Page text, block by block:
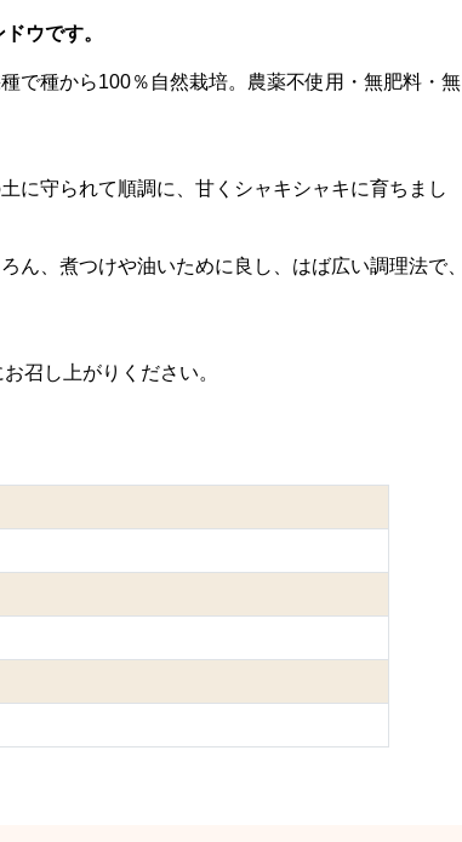
ウです。
で種から100％自然栽培。農薬不使用・無肥料・無
に守られて順調に、甘くシャキシャキに育ちまし
ん、煮つけや油いために良し、はば広い調理法で、
召し上がりください。